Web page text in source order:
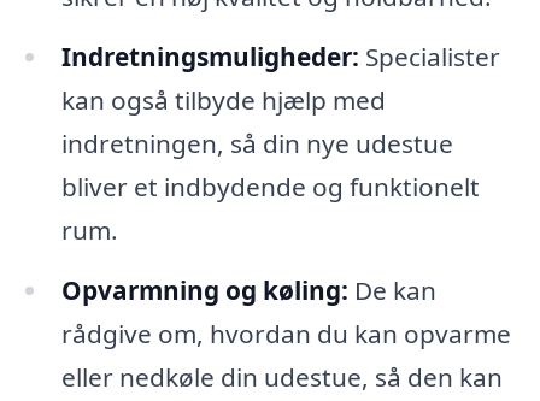
Indretningsmuligheder: Specialister
kan også tilbyde hjælp med
indretningen, så din nye udestue
bliver et indbydende og funktionelt
rum.
Opvarmning og køling: De kan
rådgive om, hvordan du kan opvarme
eller nedkøle din udestue, så den kan